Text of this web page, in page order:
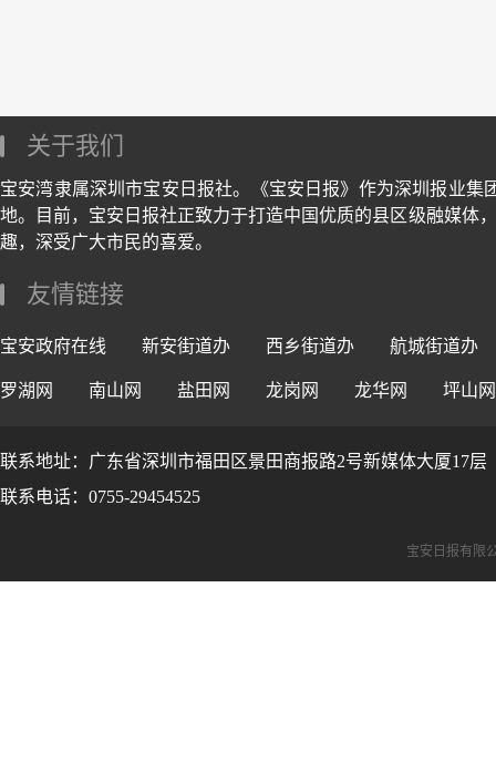
关于我们
宝安湾隶属深圳市宝安日报社。《宝安日报》作为深圳报业
地。目前，宝安日报社正致力于打造中国优质的县区级融媒体
趣，深受广大市民的喜爱。
友情链接
宝安政府在线 新安街道办 西乡街道办 航城街道办
罗湖网 南山网 盐田网 龙岗网 龙华网 坪山网
联系地址：广东省深圳市福田区景田商报路2号新媒体大厦17层
联系电话：0755-29454525
宝安日报有限